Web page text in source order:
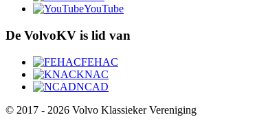
YouTube
De VolvoKV is lid van
FEHAC
KNAC
NCAD
© 2017 - 2026 Volvo Klassieker Vereniging